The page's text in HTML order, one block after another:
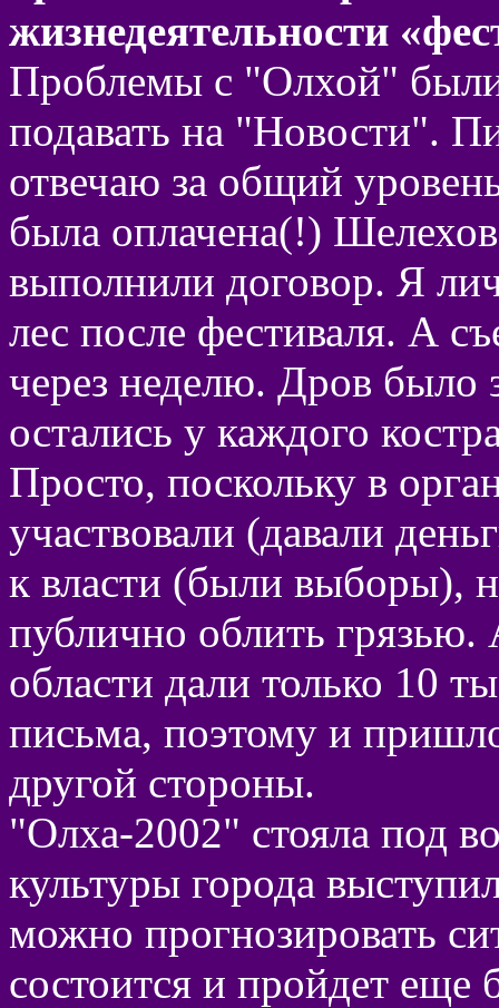
жизнедеятельности
Проблемы с "Олхой"
подавать на "Новости".
отвечаю за общий
была оплачена(!)
выполнили договор. Я
лес после фестиваля. А
через неделю. Дров
остались у каждого
Просто, поскольку в
участвовали (давали
к власти (были выборы),
публично облить
области дали только 10
письма, поэтому и
другой стороны.
"Олха-2002" стояла под
культуры города
можно прогнозировать
состоится и пройдет еще